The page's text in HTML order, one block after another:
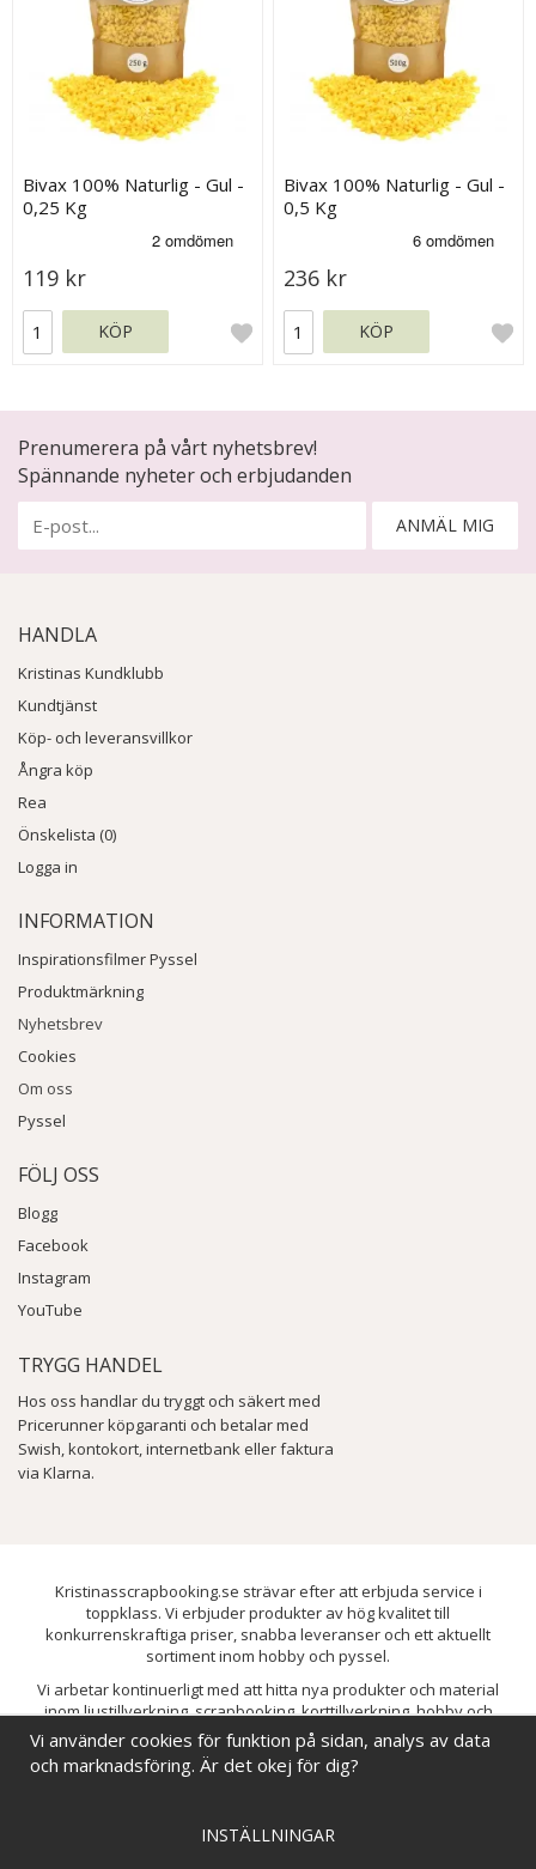
Bivax 100% Naturlig - Gul -
0,25 Kg
119 kr
KÖP
Bivax 100% Naturlig - Gul -
0,5 Kg
236 kr
KÖP
Prenumerera på vårt nyhetsbrev!
Spännande nyheter och erbjudanden
ANMÄL MIG
HANDLA
Kristinas Kundklubb
Kundtjänst
Köp- och leveransvillkor
Ångra köp
Rea
Önskelista (0)
Logga in
INFORMATION
Inspirationsfilmer Pyssel
Produktmärkning
Nyhetsbrev
Cookies
Om oss
Pyssel
FÖLJ OSS
Blogg
Facebook
Instagram
YouTube
TRYGG HANDEL
Hos oss handlar du tryggt och säkert med
Pricerunner köpgaranti och betalar med
Swish, kontokort, internetbank eller faktura
via Klarna.
Kristinasscrapbooking.se strävar efter att erbjuda service i
toppklass. Vi erbjuder produkter av hög kvalitet till
konkurrenskraftiga priser, snabba leveranser och ett aktuellt
sortiment inom hobby och pyssel.
Vi arbetar kontinuerligt med att hitta nya produkter och material
inom ljustillverkning, scrapbooking, korttillverkning, hobby och
pyssel. Målet är att bredda sortimentet och löpande förbättra och
utveckla vårt utbud, så att du alltid kan hitta det du behöver hos oss.
Vi använder cookies för funktion på sidan, analys av data
och marknadsföring. Är det okej för dig?
INSTÄLLNINGAR